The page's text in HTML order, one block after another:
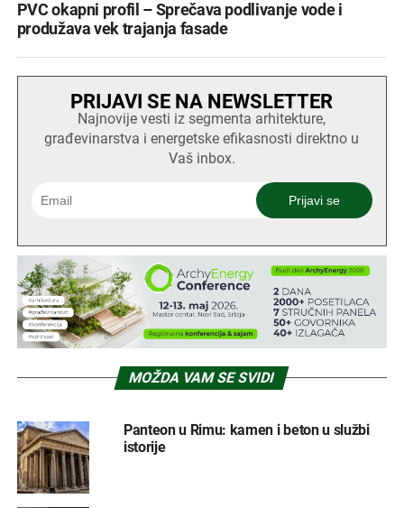
PVC okapni profil – Sprečava podlivanje vode i
produžava vek trajanja fasade
PRIJAVI SE NA NEWSLETTER
Najnovije vesti iz segmenta arhitekture,
građevinarstva i energetske efikasnosti direktno u
Vaš inbox.
MOŽDA VAM SE SVIDI
Panteon u Rimu: kamen i beton u službi
istorije